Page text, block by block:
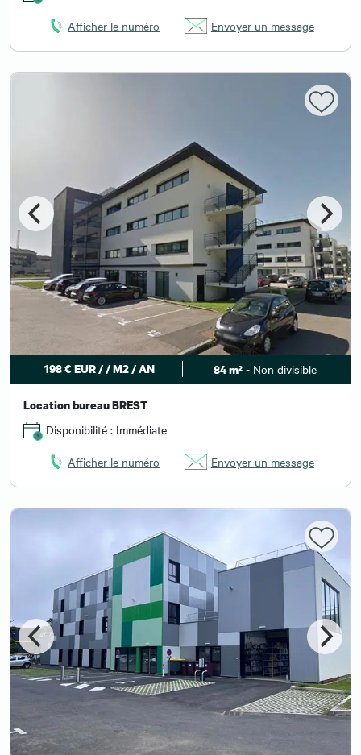
Afficher le numéro Envoyer un message
198 € EUR / / M2 / AN 84 m² - Non divisible
Location bureau BREST
Disponibilité : Immédiate
Afficher le numéro Envoyer un message